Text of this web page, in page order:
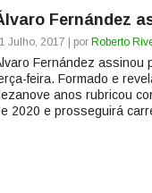
Fernández
Julho, 2017 | por Roberto
Fernández assinou
feira. Formado e
anos rubricou
2020 e prosseguirá